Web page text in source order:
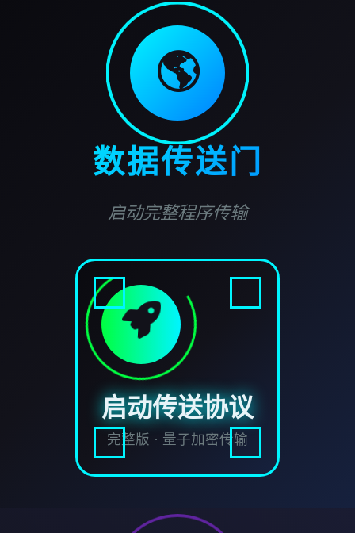
🌎
数据传送门
启动完整程序传输
启动传送协议
完整版 · 量子加密传输